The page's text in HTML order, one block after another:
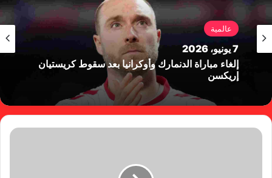
عالمية
7 يونيو، 2026
إلغاء مباراة الدنمارك وأوكرانيا بعد سقوط كريستيان
إريكسن